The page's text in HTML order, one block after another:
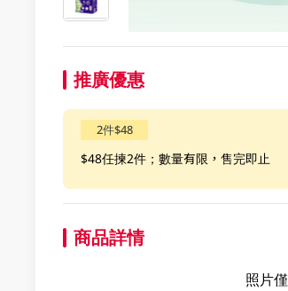
推廣優惠
2件$48
$48任揀2件；數量有限，售完即止
商品詳情
照片